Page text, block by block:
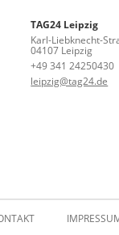
TAG24 Leipzig
Karl-Liebknecht-
04107 Leipzig
+49 341 24250430
leipzig@tag24.de